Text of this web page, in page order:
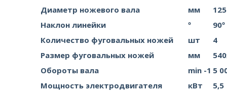
Диаметр ножевого вала
мм
125
Наклон линейки
º
Количество фуговальных ножей
шт
4
Размер фуговальных ножей
мм
Обороты вала
min -1 5
Мощность электродвигателя
кВт
5,5